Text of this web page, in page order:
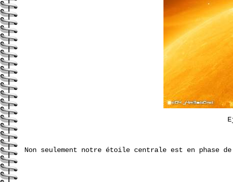
Non seulement notre étoile centrale est en phase